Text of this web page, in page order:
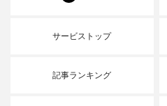
サービストップ
記事ランキング